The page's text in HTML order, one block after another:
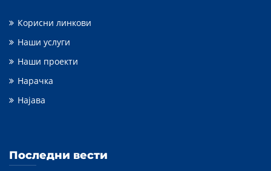
Корисни линкови
Наши услуги
Наши проекти
Нарачка
Најава
Последни вести